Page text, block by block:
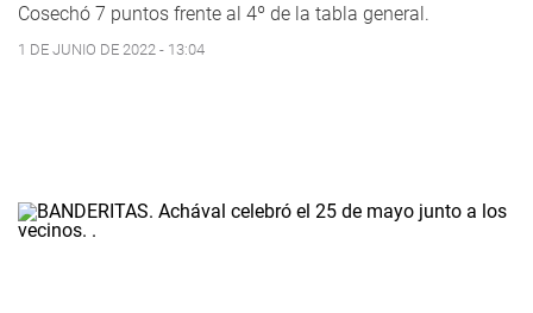
Cosechó 7 puntos frente al 4º de la tabla general.
1 DE JUNIO DE 2022 - 13:04